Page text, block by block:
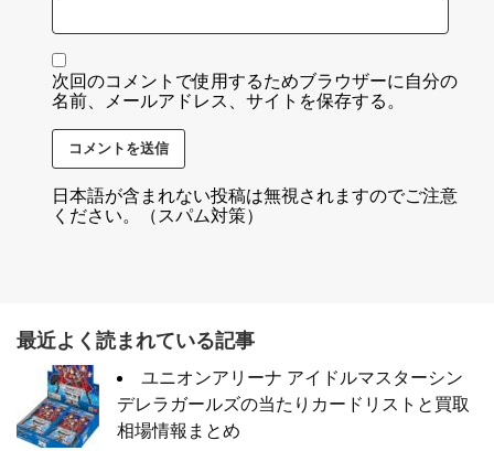
次回のコメントで使用するためブラウザーに自分の
名前、メールアドレス、サイトを保存する。
日本語が含まれない投稿は無視されますのでご注意
ください。（スパム対策）
最近よく読まれている記事
ユニオンアリーナ アイドルマスターシン
デレラガールズの当たりカードリストと買取
相場情報まとめ